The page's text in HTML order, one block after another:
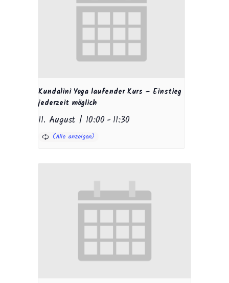
Kundalini Yoga laufender Kurs – Einstieg
jederzeit möglich
11. August | 10:00 -11:30